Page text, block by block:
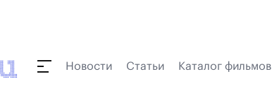
Новости Статьи Каталог фильмов